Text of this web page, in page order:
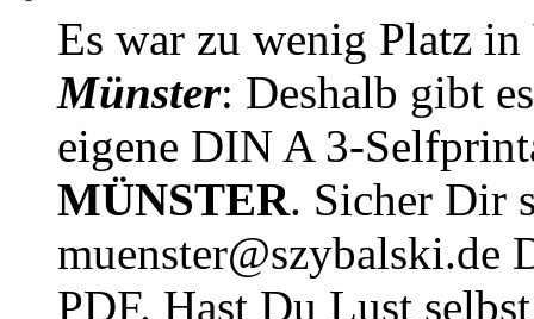
Es war zu wenig Platz in
Münster: Deshalb gibt
eigene DIN A 3-
MÜNSTER. Sicher Dir
muenster@szybalski.de
PDF. Hast Du Lust